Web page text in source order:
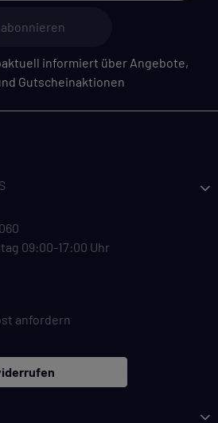
abonnieren
informiert über Angebote,
Gutscheinaktionen
09:00-17:00 Uhr
anfordern